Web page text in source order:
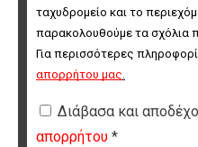
ταχυδρομείο και το
παρακολουθούμε τα σχόλια
Για περισσότερες
απορρήτου μας.
Διάβασα και
απορρήτου *